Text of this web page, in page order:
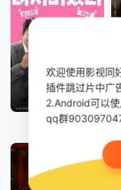
正片
禁忌童话
欢迎使用影视同
插件跳过片中广
2.Android可以
qq群